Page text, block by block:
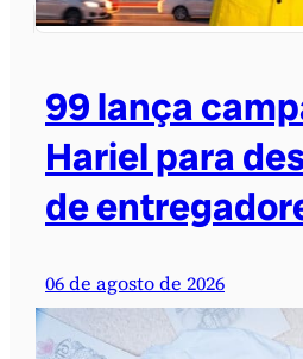
99 lança
Hariel para
de
06 de agosto de 2026